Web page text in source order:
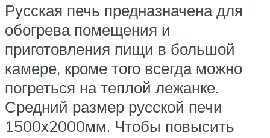
Русская печь предназначена для
обогрева помещения и
приготовления пищи в большой
камере, кроме того всегда можно
погреться на теплой лежанке.
Средний размер русской печи
1500х2000мм. Чтобы повысить